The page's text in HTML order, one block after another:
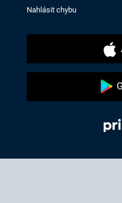
Nahlásit chybu